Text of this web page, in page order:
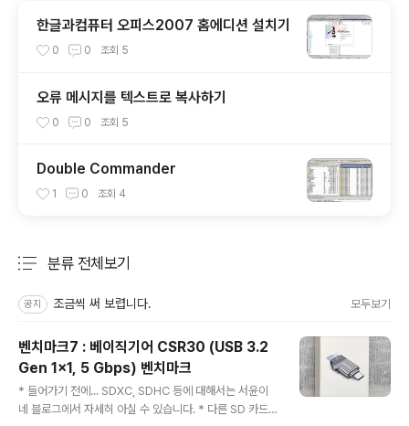
한글과컴퓨터 오피스2007 홈에디션 설치기
0 0 조회 5
오류 메시지를 텍스트로 복사하기
0 0 조회 5
Double Commander
1 0 조회 4
분류 전체보기
공지 조금씩 써 보렵니다. 모두보기
벤치마크7 : 베이직기어 CSR30 (USB 3.2
Gen 1x1, 5 Gbps) 벤치마크
* 들어가기 전에... SDXC, SDHC 등에 대해서는 서윤이
네 블로그에서 자세히 아실 수 있습니다. * 다른 SD 카드